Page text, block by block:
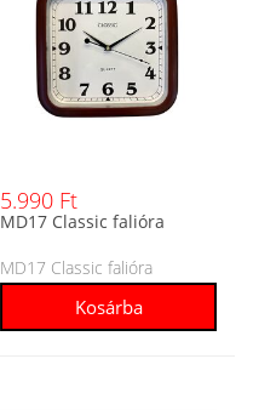
5.990 Ft
MD17 Classic falióra
MD17 Classic falióra